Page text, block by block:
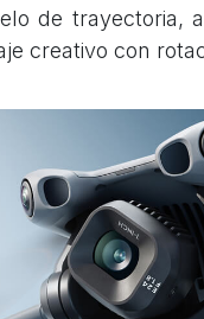
de trayectoria,
creativo con